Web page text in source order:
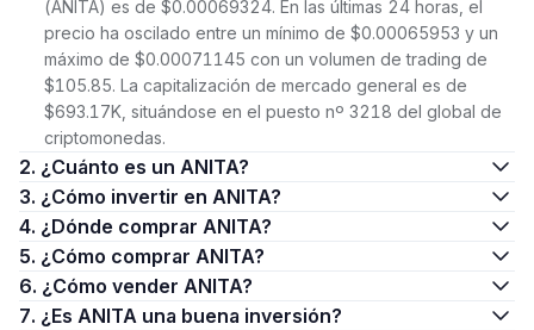
(ANITA) es de $0.00069324. En las últimas 24 horas, el
precio ha oscilado entre un mínimo de $0.00065953 y un
máximo de $0.00071145 con un volumen de trading de
$105.85. La capitalización de mercado general es de
$693.17K, situándose en el puesto nº 3218 del global de
criptomonedas.
2. ¿Cuánto es un ANITA?
3. ¿Cómo invertir en ANITA?
4. ¿Dónde comprar ANITA?
5. ¿Cómo comprar ANITA?
6. ¿Cómo vender ANITA?
7. ¿Es ANITA una buena inversión?